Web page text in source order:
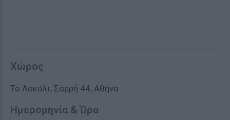
Χώρος
Το Λοκάλι, Σαρρή 44, Αθήνα
Ημερομηνία & Ώρα